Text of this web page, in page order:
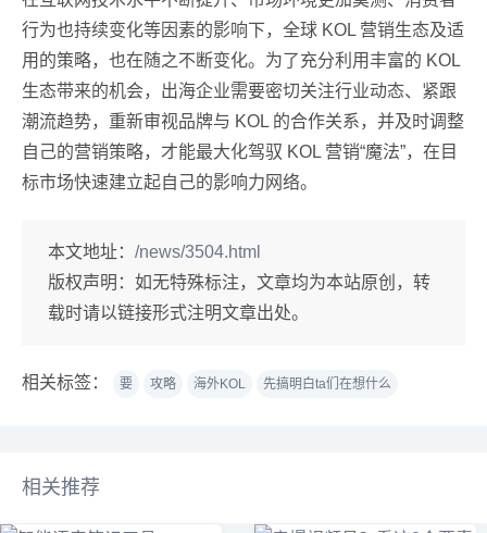
行为也持续变化等因素的影响下，全球 KOL 营销生态及适
用的策略，也在随之不断变化。为了充分利用丰富的 KOL
生态带来的机会，出海企业需要密切关注行业动态、紧跟
潮流趋势，重新审视品牌与 KOL 的合作关系，并及时调整
自己的营销策略，才能最大化驾驭 KOL 营销“魔法”，在目
标市场快速建立起自己的影响力网络。
本文地址： /news/3504.html
版权声明： 如无特殊标注，文章均为本站原创，转
载时请以链接形式注明文章出处。
相关标签： 要 攻略 海外KOL 先搞明白ta们在想什么
相关推荐